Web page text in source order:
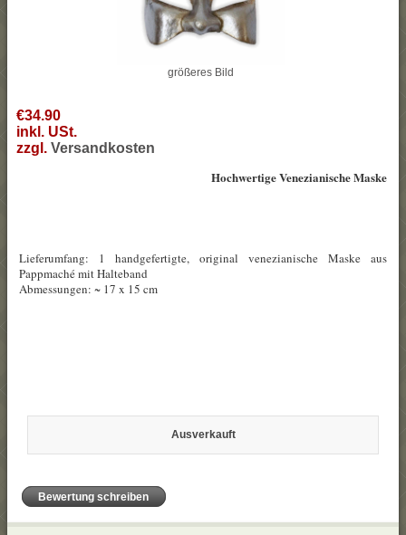
größeres Bild
€34.90
inkl. USt.
zzgl. Versandkosten
Hochwertige Venezianische Maske
Lieferumfang: 1 handgefertigte, original venezianische Maske aus
Pappmaché mit Halteband
Abmessungen: ~ 17 x 15 cm
Ausverkauft
Bewertung schreiben